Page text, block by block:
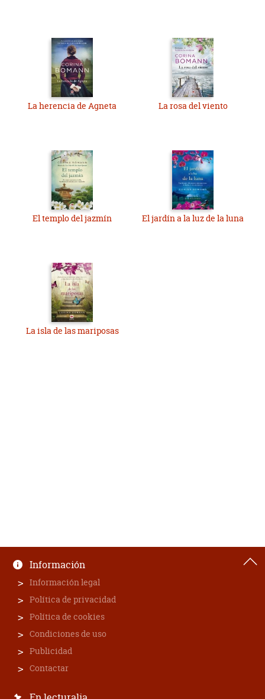
La herencia de Agneta La rosa del viento
El templo del jazmín El jardín a la luz de la luna
La isla de las mariposas
Información
Información legal
Política de privacidad
Política de cookies
Condiciones de uso
Publicidad
Contactar